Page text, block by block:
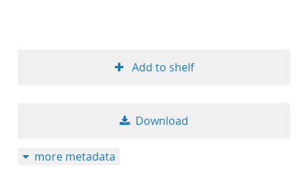
Add to shelf
Download
more metadata